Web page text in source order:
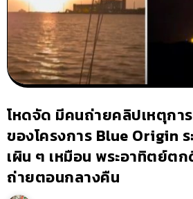
โหดจัด มีคนถ่ายคลิปเหตุก
ของโครงการ Blue Origin
เผิน ๆ เหมือน พระอาทิตย์ต
ถ่ายตอนกลางคืน